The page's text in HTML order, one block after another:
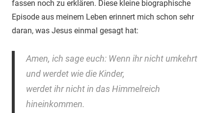
fassen noch zu erklären. Diese kleine biographische
Episode aus meinem Leben erinnert mich schon sehr
daran, was Jesus einmal gesagt hat:
Amen, ich sage euch: Wenn ihr nicht umkehrt
und werdet wie die Kinder,
werdet ihr nicht in das Himmelreich
hineinkommen.